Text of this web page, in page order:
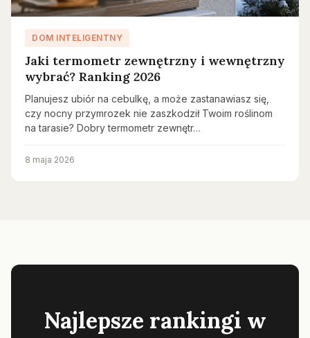
DOM INTELIGENTNY
Jaki termometr zewnętrzny i wewnętrzny
wybrać? Ranking 2026
Planujesz ubiór na cebulkę, a może zastanawiasz się,
czy nocny przymrozek nie zaszkodził Twoim roślinom
na tarasie? Dobry termometr zewnętr…
8 maja 2026
Najlepsze rankingi w